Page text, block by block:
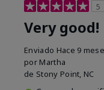
5
Very good!
Enviado Hace 9
por Martha
de Stony Point, NC